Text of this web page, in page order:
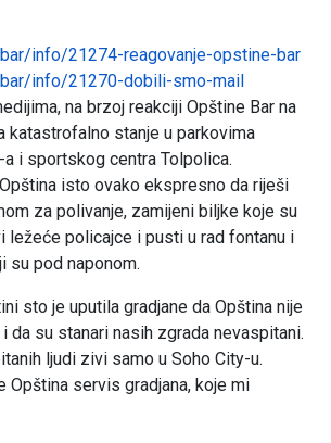
info/21274-reagovanje-opstine-bar
info/21270-dobili-smo-mail
na brzoj reakciji Opštine Bar na
katastrofalno stanje u parkovima
i sportskog centra Tolpolica.
isto ovako ekspresno da riješi
za polivanje, zamijeni biljke koje su
ležeće policajce i pusti u rad fontanu i
su pod naponom.
sto je uputila gradjane da Opština nije
da su stanari nasih zgrada nevaspitani.
ljudi zivi samo u Soho City-u.
Opština servis gradjana, koje mi